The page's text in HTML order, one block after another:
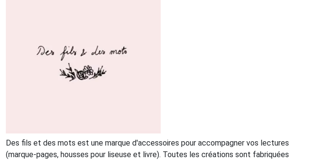
Des fils et des mots est une marque d'accessoires pour accompagner vos lectures
(marque-pages, housses pour liseuse et livre). Toutes les créations sont fabriquées